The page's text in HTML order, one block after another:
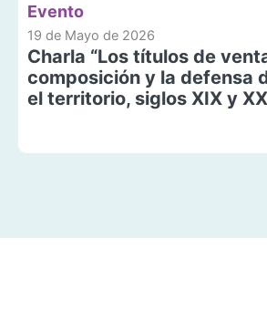
Evento
19 de Mayo de 2026
Charla “Los títulos de
composición y la defensa
el territorio, siglos XIX y